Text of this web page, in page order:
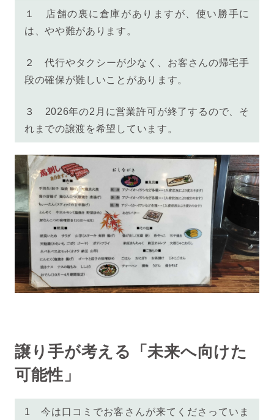
１ 店舗の裏に倉庫がありますが、使い勝手に
は、やや難があります。
２ 代行やタクシーが少なく、お客さんの帰宅手
段の確保が難しいことがあります。
３ 2026年の2月に営業許可が終了するので、そ
れまでの譲渡を希望しています。
譲り手が考える「未来へ向けた
可能性」
1 今は口コミでお客さんが来てくださっていま